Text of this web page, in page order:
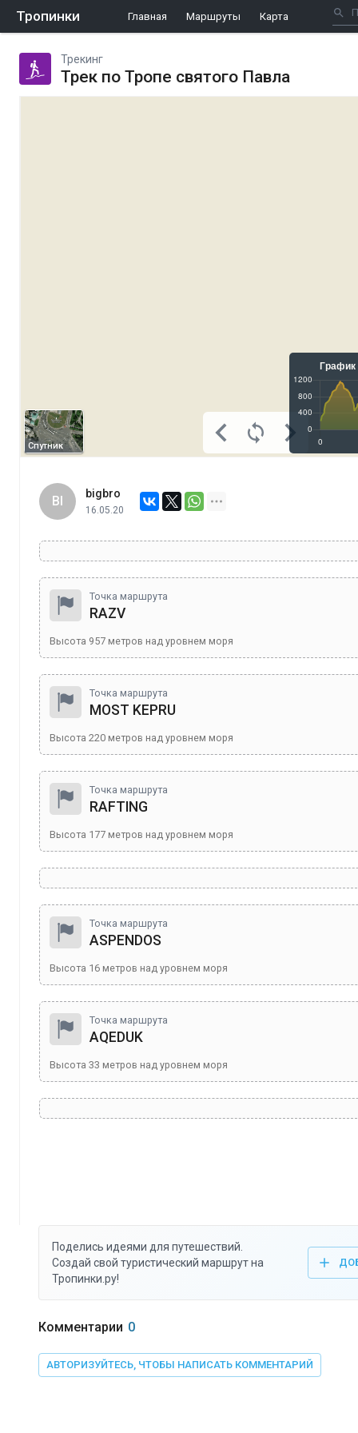
Тропинки Главная Маршруты Карта
Трекинг
Трек по Тропе святого Павла
Спутник
BI
bigbro
16.05.20
Точка маршрута
RAZV
Высота 957 метров над уровнем моря
Точка маршрута
MOST KEPRU
Высота 220 метров над уровнем моря
Точка маршрута
RAFTING
Высота 177 метров над уровнем моря
Точка маршрута
ASPENDOS
Высота 16 метров над уровнем моря
Точка маршрута
AQEDUK
Высота 33 метров над уровнем моря
Поделись идеями для путешествий.
Создай свой туристический маршрут на
Тропинки.ру!
Комментарии 0
АВТОРИЗУЙТЕСЬ, ЧТОБЫ НАПИСАТЬ КОММЕНТАРИЙ